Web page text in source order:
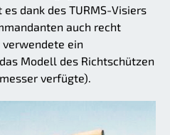
dank des TURMS-Visiers
auch recht
ein
Modell des Richtschützen
verfügte).